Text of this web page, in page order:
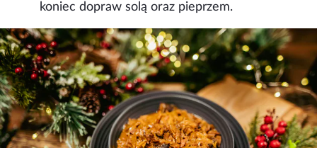
koniec dopraw solą oraz pieprzem.